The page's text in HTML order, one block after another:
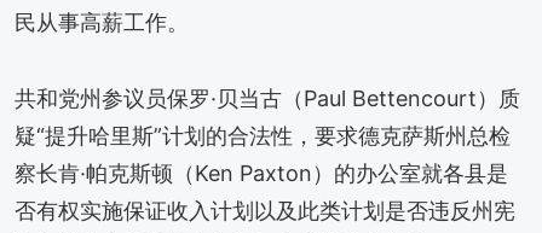
民从事高薪工作。
共和党州参议员保罗·贝当古（Paul Bettencourt）质
疑“提升哈里斯”计划的合法性，要求德克萨斯州总检
察长肯·帕克斯顿（Ken Paxton）的办公室就各县是
否有权实施保证收入计划以及此类计划是否违反州宪